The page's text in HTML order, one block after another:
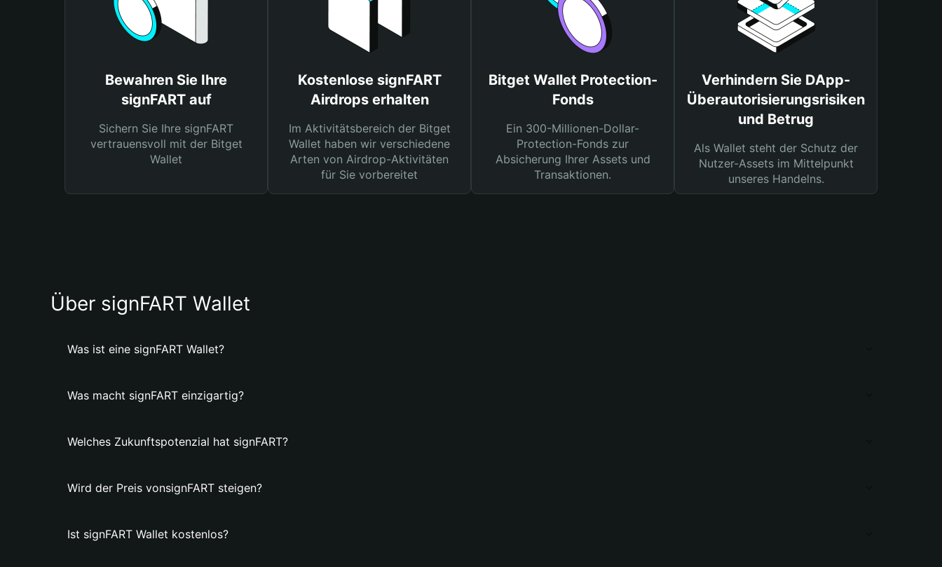
Bewahren Sie Ihre
signFART auf
Sichern Sie Ihre signFART
vertrauensvoll mit der Bitget
Wallet
Kostenlose signFART
Airdrops erhalten
Im Aktivitätsbereich der Bitget
Wallet haben wir verschiedene
Arten von Airdrop-Aktivitäten
für Sie vorbereitet
Bitget Wallet Protection-
Fonds
Ein 300-Millionen-Dollar-
Protection-Fonds zur
Absicherung Ihrer Assets und
Transaktionen.
Verhindern Sie DApp-
Überautorisierungsrisiken
und Betrug
Als Wallet steht der Schutz der
Nutzer-Assets im Mittelpunkt
unseres Handelns.
Über signFART Wallet
Was ist eine signFART Wallet?
Was macht signFART einzigartig?
Welches Zukunftspotenzial hat signFART?
Wird der Preis vonsignFART steigen?
Ist signFART Wallet kostenlos?